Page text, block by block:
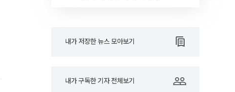
내가 저장한 뉴스 모아보기
내가 구독한 기자 전체보기